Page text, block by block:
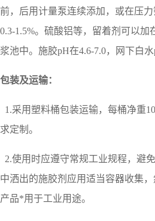
前，后用计量泵连续添加，或在压
0.3-1.5%。 硫酸铝等，留着剂可以加
浆池中。施胶pH在4.6-7.0，网下白水
包装及运输：
1.采用塑料桶包装运输，每桶净重
求定制。
2.使用时应遵守常规工业规程，避
中洒出的施胶剂应用适当容器收集
产品*用于工业用途。